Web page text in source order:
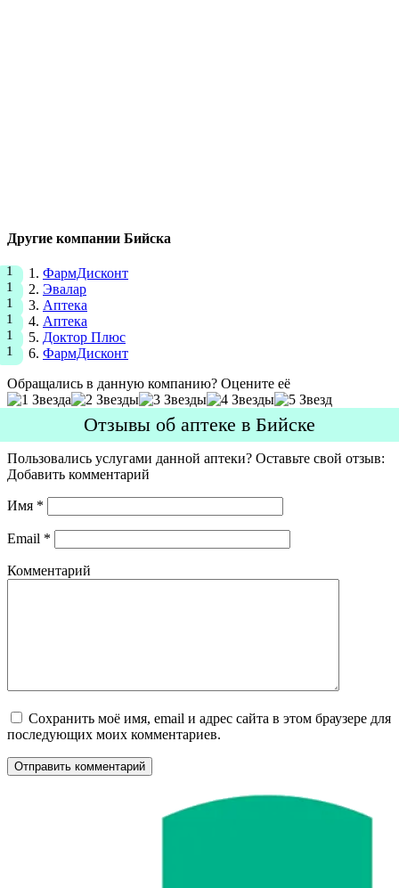
Другие компании Бийска
ФармДисконт
Эвалар
Аптека
Аптека
Доктор Плюс
ФармДисконт
Обращались в данную компанию? Оцените её
Отзывы об аптеке в Бийске
Пользовались услугами данной аптеки? Оставьте свой отзыв:
Добавить комментарий
Имя *
Email *
Комментарий
Сохранить моё имя, email и адрес сайта в этом браузере для
последующих моих комментариев.